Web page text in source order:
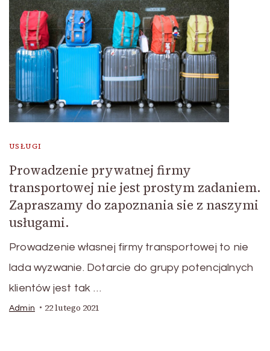
USŁUGI
Prowadzenie prywatnej firmy
transportowej nie jest prostym zadaniem.
Zapraszamy do zapoznania sie z naszymi
usługami.
Prowadzenie własnej firmy transportowej to nie
lada wyzwanie. Dotarcie do grupy potencjalnych
klientów jest tak …
Admin 22 lutego 2021